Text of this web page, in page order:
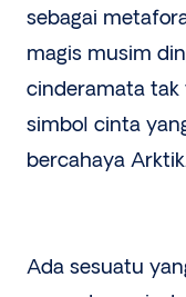
sebagai
magis musim
cinderamata tak
simbol cinta
bercahaya
Ada sesuatu